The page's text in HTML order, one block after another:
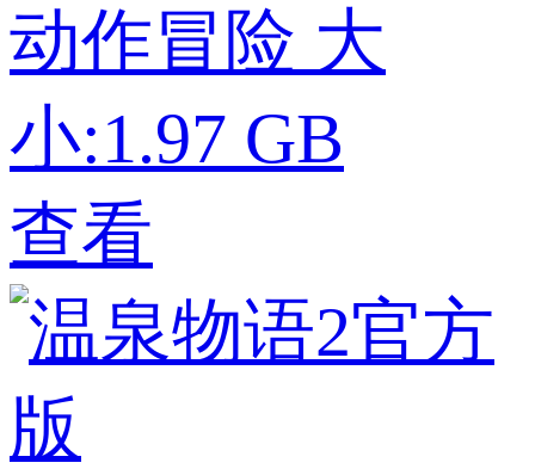
动作冒险 大
小:1.97 GB
查看